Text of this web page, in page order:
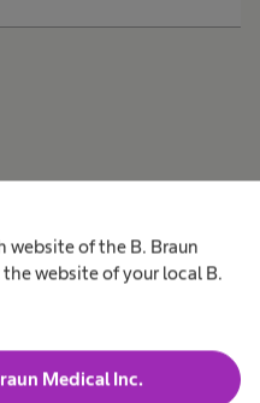
website of the B. Braun
website of your local B.
Medical Inc.